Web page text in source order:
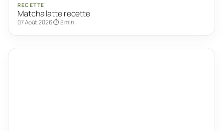
RECETTE
Matcha latte recette
07 Août 2026⏱ 8 min